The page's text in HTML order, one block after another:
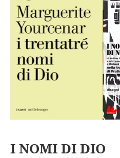
I NOMI DI DIO